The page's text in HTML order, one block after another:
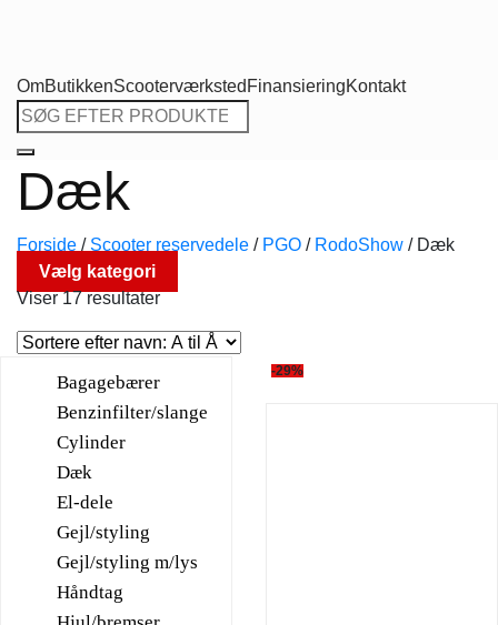
OmButikkenScooterværksted FinansieringKontakt
Søg
efter:
Dæk
Forside / Scooter reservedele / PGO / RodoShow /Dæk
Vælg kategori
Viser 17 resultater
Bagagebærer
Benzinfilter/slange
Cylinder
Dæk
El-dele
Gejl/styling
Gejl/styling m/lys
Håndtag
-29%